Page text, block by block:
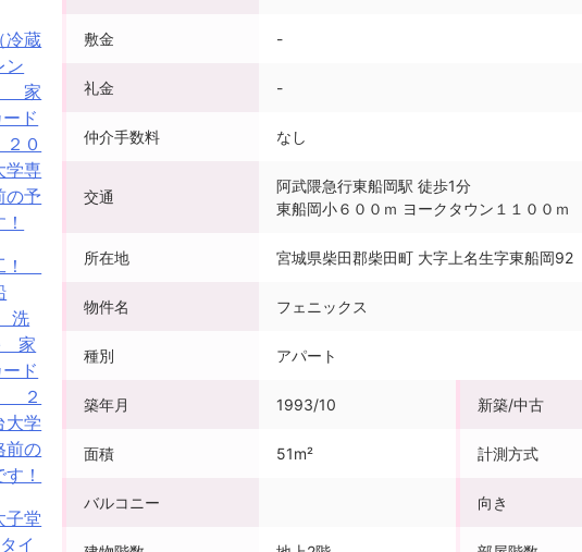
敷金 -
礼金 -
仲介手数料 なし
交通
阿武隈急行東船岡駅 徒歩1分
東船岡小６００ｍ ヨークタウン１１００ｍ
所在地 宮城県柴田郡柴田町 大字上名生字東船岡92
物件名 フェニックス
種別 アパート
築年月 1993/10 新築/中古
面積 51m² 計測方式
バルコニー 向き
蔵
ン
家
ド
０
学専
の予
！
洗
家
ド
２
大学
前の
！
子堂
イ